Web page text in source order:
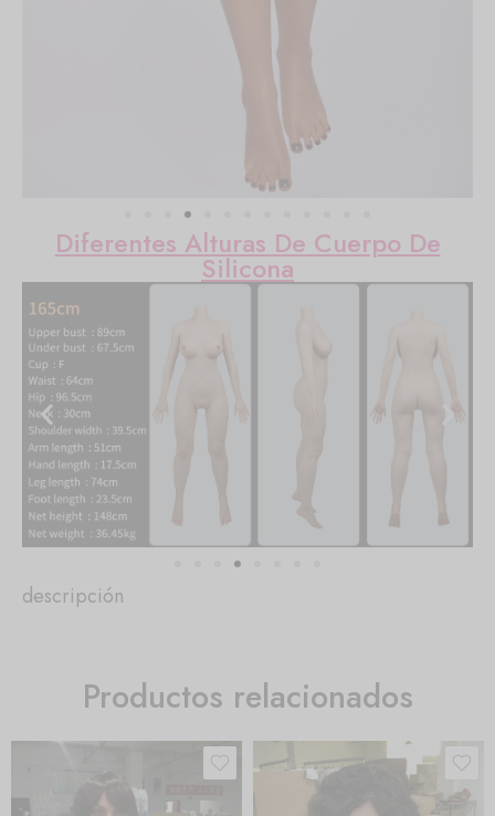
Diferentes Alturas De Cuerpo De
Silicona
descripción
Productos relacionados